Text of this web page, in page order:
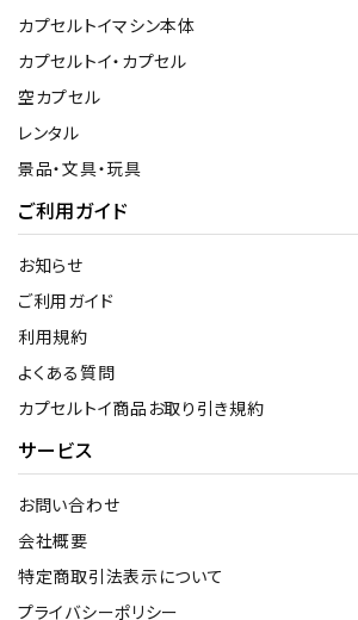
カプセルトイマシン本体
カプセルトイ・カプセル
空カプセル
レンタル
景品・文具・玩具
ご利用ガイド
お知らせ
ご利用ガイド
利用規約
よくある質問
カプセルトイ商品お取り引き規約
サービス
お問い合わせ
会社概要
特定商取引法表示について
プライバシーポリシー